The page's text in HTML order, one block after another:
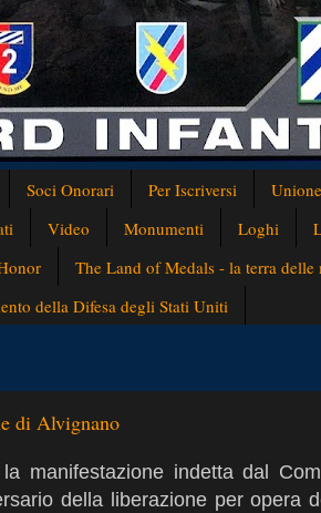
Soci Onorari Per Iscriversi
Video Monumenti Loghi
The Land of Medals - la terra delle
della Difesa degli Stati Uniti
di Alvignano
manifestazione indetta dal
della liberazione per opera